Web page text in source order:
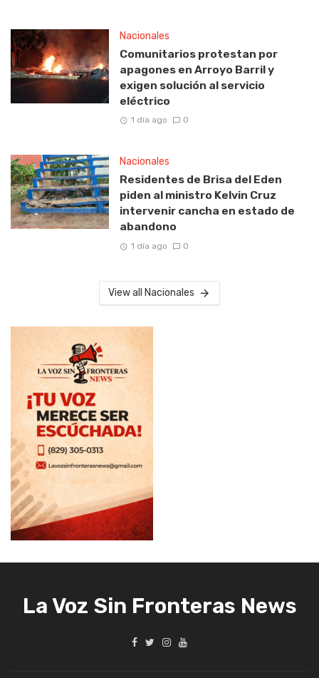
Nacionales
Comunitarios protestan por
apagones en Arroyo Barril y
exigen solución al servicio
eléctrico
1 día ago 0
Nacionales
Residentes de Brisa del Eden
piden al ministro Kelvin Cruz
intervenir cancha en estado de
abandono
1 día ago 0
View all Nacionales
La Voz Sin Fronteras News